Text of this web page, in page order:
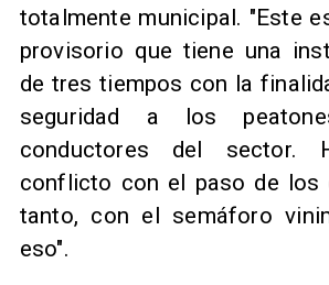
totalmente municipal. "Este
provisorio que tiene una
de tres tiempos con la
seguridad a los
conductores del sector.
conflicto con el paso de los
tanto, con el semáforo
eso".